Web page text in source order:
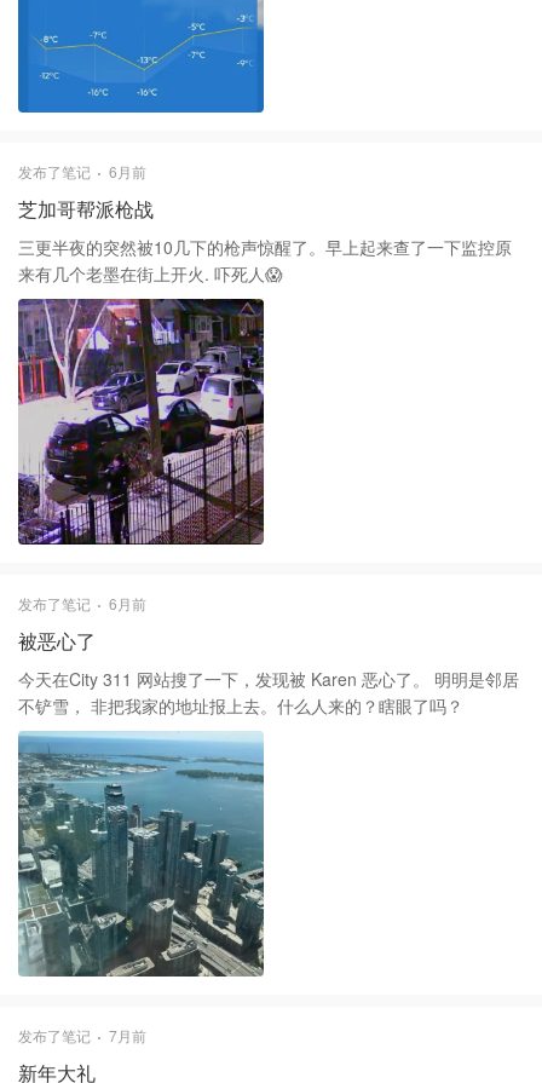
发布了笔记 6月前
芝加哥帮派枪战
三更半夜的突然被10几下的枪声惊醒了。早上起来查了一下监控原
来有几个老墨在街上开火. 吓死人😱
发布了笔记 6月前
被恶心了
今天在City 311 网站搜了一下，发现被 Karen 恶心了。 明明是邻居
不铲雪， 非把我家的地址报上去。什么人来的？瞎眼了吗？
发布了笔记 7月前
新年大礼